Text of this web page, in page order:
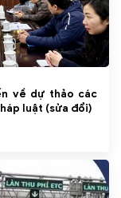
về dự thảo các
luật (sửa đổi)